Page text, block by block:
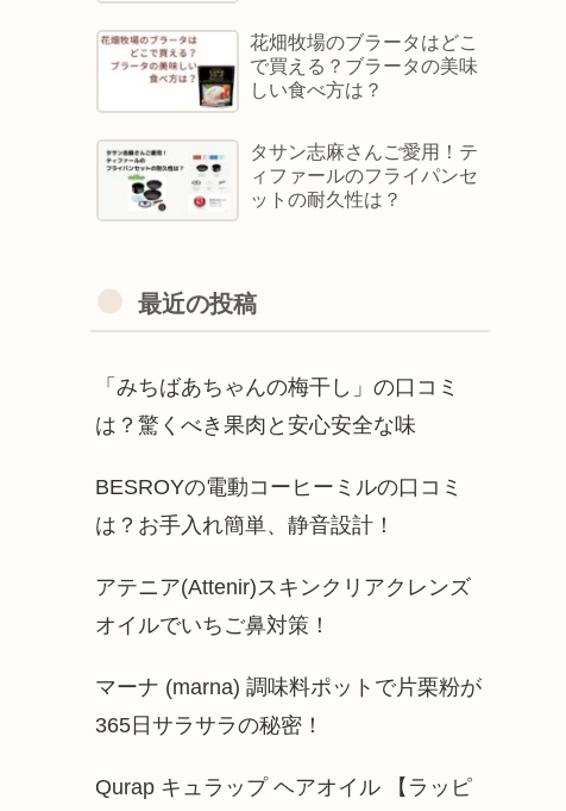
花畑牧場のブラータはどこ
で買える？ブラータの美味
しい食べ方は？
タサン志麻さんご愛用！テ
ィファールのフライパンセ
ットの耐久性は？
最近の投稿
「みちばあちゃんの梅干し」の口コミ
は？驚くべき果肉と安心安全な味
BESROYの電動コーヒーミルの口コミ
は？お手入れ簡単、静音設計！
アテニア(Attenir)スキンクリアクレンズ
オイルでいちご鼻対策！
マーナ (marna) 調味料ポットで片栗粉が
365日サラサラの秘密！
Qurap キュラップ ヘアオイル 【ラッピ